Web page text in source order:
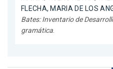
FLECHA, MARIA DE LOS
Bates: Inventario de
gramática.